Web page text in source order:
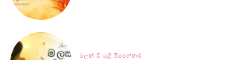
මලක් වී යළි පිපෙන්නම්